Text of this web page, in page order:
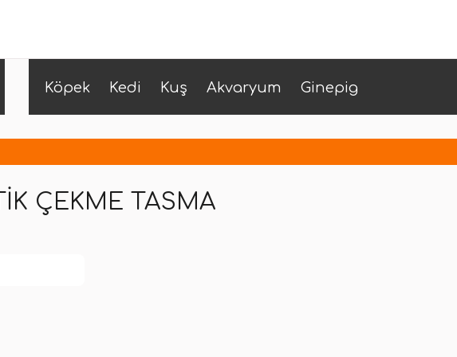
Köpek Kedi Kuş Akvaryum Ginepig
ÇEKME TASMA